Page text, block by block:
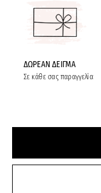
ΔΩΡΕΑΝ ΔΕΙΓΜΑ
Σε κάθε σας παραγγελία